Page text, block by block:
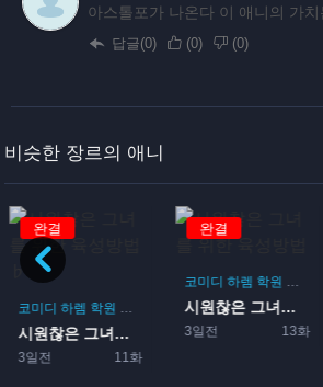
아스톨포가 나온다 이 애니의 가
답글(0) (0) (0)
비슷한 장르의 애니
완결
코미디 하렘 학원 로맨스 게임
시원찮은 그녀를 위한 육성방...
3일전 11화
완결
코미디 하렘 학원 로맨스
시원찮은 그녀를 위한 육성방...
3일전 13화